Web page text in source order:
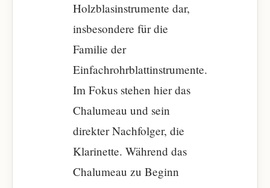
Holzblasinstrumente dar,
insbesondere für die
Familie der
Einfachrohrblattinstrumente.
Im Fokus stehen hier das
Chalumeau und sein
direkter Nachfolger, die
Klarinette. Während das
Chalumeau zu Beginn